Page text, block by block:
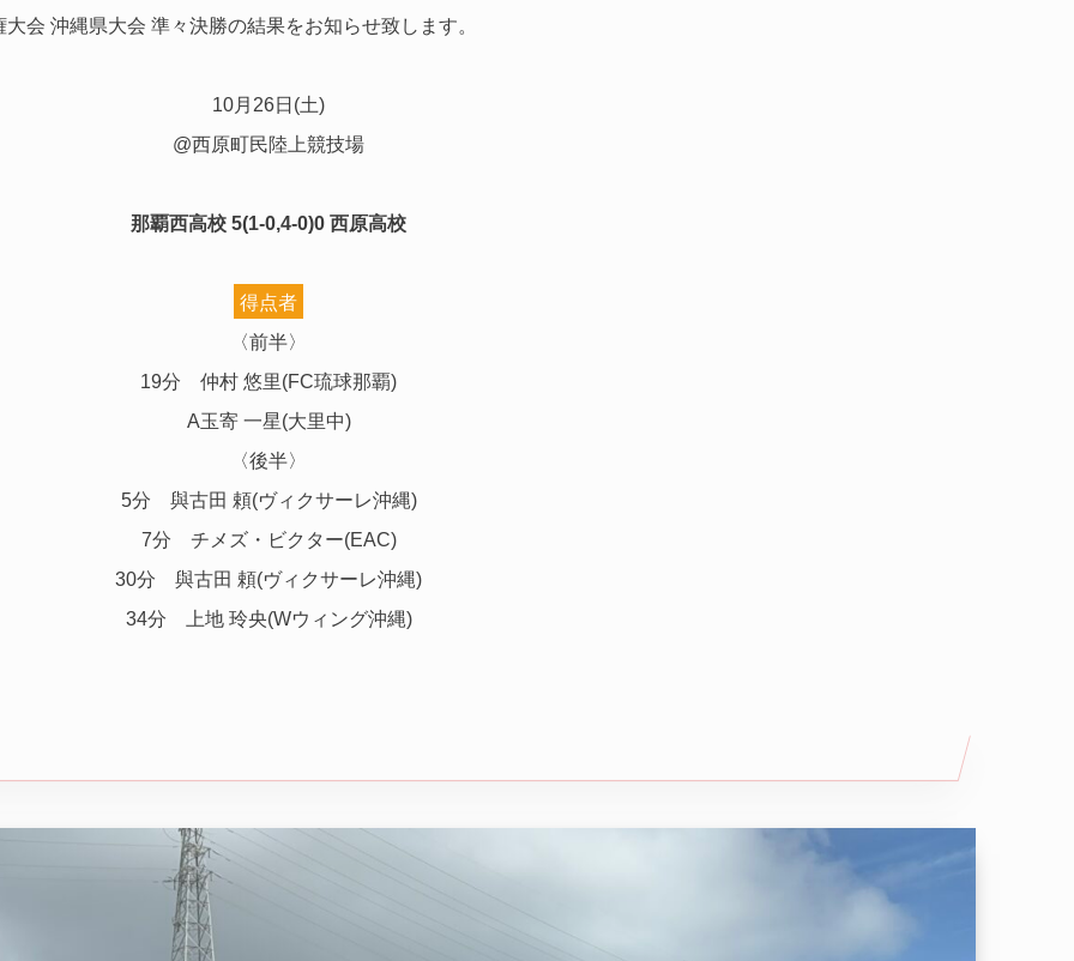
会 沖縄県大会 準々決勝の結果をお知らせ致します。
10月26日(土)
@西原町民陸上競技場
那覇西高校 5(1-0,4-0)0 西原高校
得点者
〈前半〉
19分 仲村 悠里(FC琉球那覇)
A玉寄 一星(大里中)
〈後半〉
5分 與古田 頼(ヴィクサーレ沖縄)
7分 チメズ・ビクター(EAC)
30分 與古田 頼(ヴィクサーレ沖縄)
34分 上地 玲央(Wウィング沖縄)